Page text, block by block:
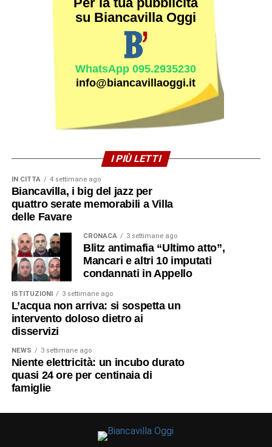
su Biancavilla Oggi
WhatsApp 095.2935230
info@biancavillaoggi.it
I PIÙ LETTI
IN CITTÀ 4 settimane ago
Biancavilla, i big del jazz per
quattro serate memorabili a Villa
delle Favare
CRONACA 3 settimane ago
Blitz antimafia “Ultimo atto”,
Mancari e altri 10 imputati
condannati in Appello
ISTITUZIONI 3 settimane ago
L’acqua non arriva: si sospetta un
intervento doloso dietro ai
disservizi
NEWS 3 settimane ago
Niente elettricità: un incubo durato
quasi 24 ore per centinaia di
famiglie